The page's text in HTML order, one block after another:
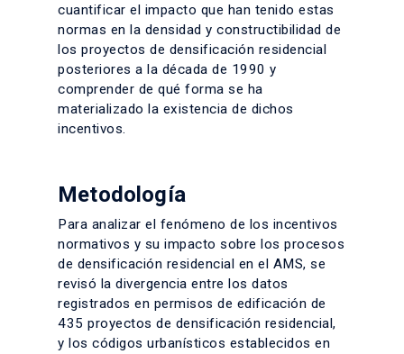
cuantificar el impacto que han tenido estas
normas en la densidad y constructibilidad de
los proyectos de densificación residencial
posteriores a la década de 1990 y
comprender de qué forma se ha
materializado la existencia de dichos
incentivos.
Metodología
Para analizar el fenómeno de los incentivos
normativos y su impacto sobre los procesos
de densificación residencial en el AMS, se
revisó la divergencia entre los datos
registrados en permisos de edificación de
435 proyectos de densificación residencial,
y los códigos urbanísticos establecidos en